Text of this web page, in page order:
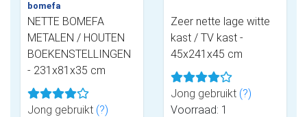
bomefa
NETTE BOMEFA
METALEN / HOUTEN
BOEKENSTELLINGEN
- 231x81x35 cm
Jong gebruikt (?)
Zeer nette lage witte
kast / TV kast -
45x241x45 cm
Jong gebruikt (?)
Voorraad: 1